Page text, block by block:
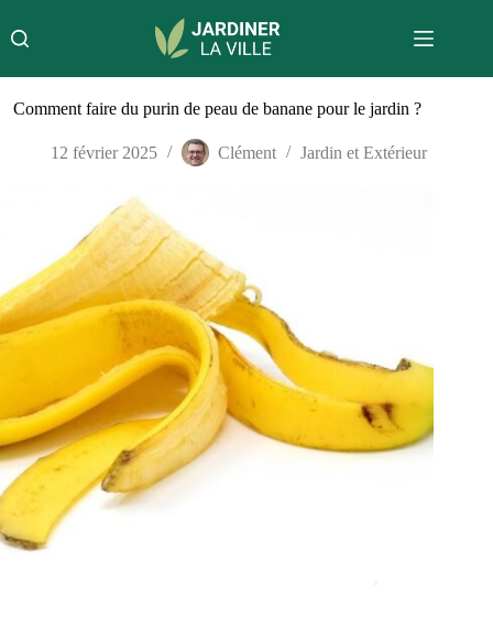
au
contenu
Comment faire du purin de peau de banane pour le jardin ?
12 février 2025 Clément Jardin et Extérieur